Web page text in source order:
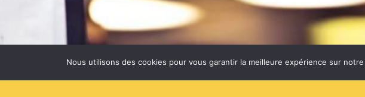
Nous utilisons des cookies pour vous garantir la meilleure expérience sur